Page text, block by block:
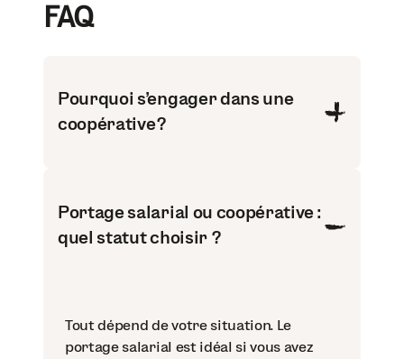
FAQ
Pourquoi s’engager dans une
coopérative ?
Portage salarial ou coopérative :
quel statut choisir ?
Tout dépend de votre situation. Le
portage salarial est idéal si vous avez